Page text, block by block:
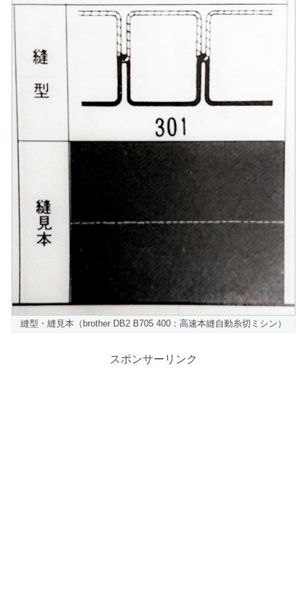
縫型・縫見本（brother DB2 B705 400：高速本縫自動糸切ミシン）
スポンサーリンク